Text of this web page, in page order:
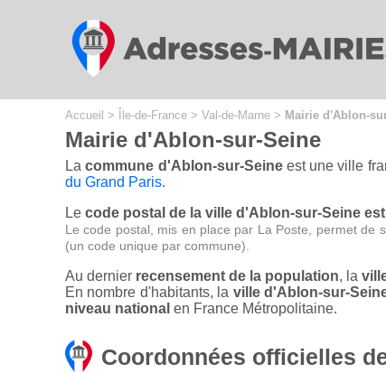
Accueil > Île-de-France > Val-de-Marne > Mairie d'Ablon-
Mairie d'Ablon-sur-Seine
Lacommune d'Ablon-sur-Seineest une ville
du Grand Paris.
Le code postal de la ville d'Ablon-sur-Seine est
Le code postal, mis en place par La Poste, permet de
(un code unique par commune).
Au dernier recensement de la population, la
En nombre d'habitants, la ville d'Ablon-sur-
niveau national en France Métropolitaine.
Coordonnées officielles